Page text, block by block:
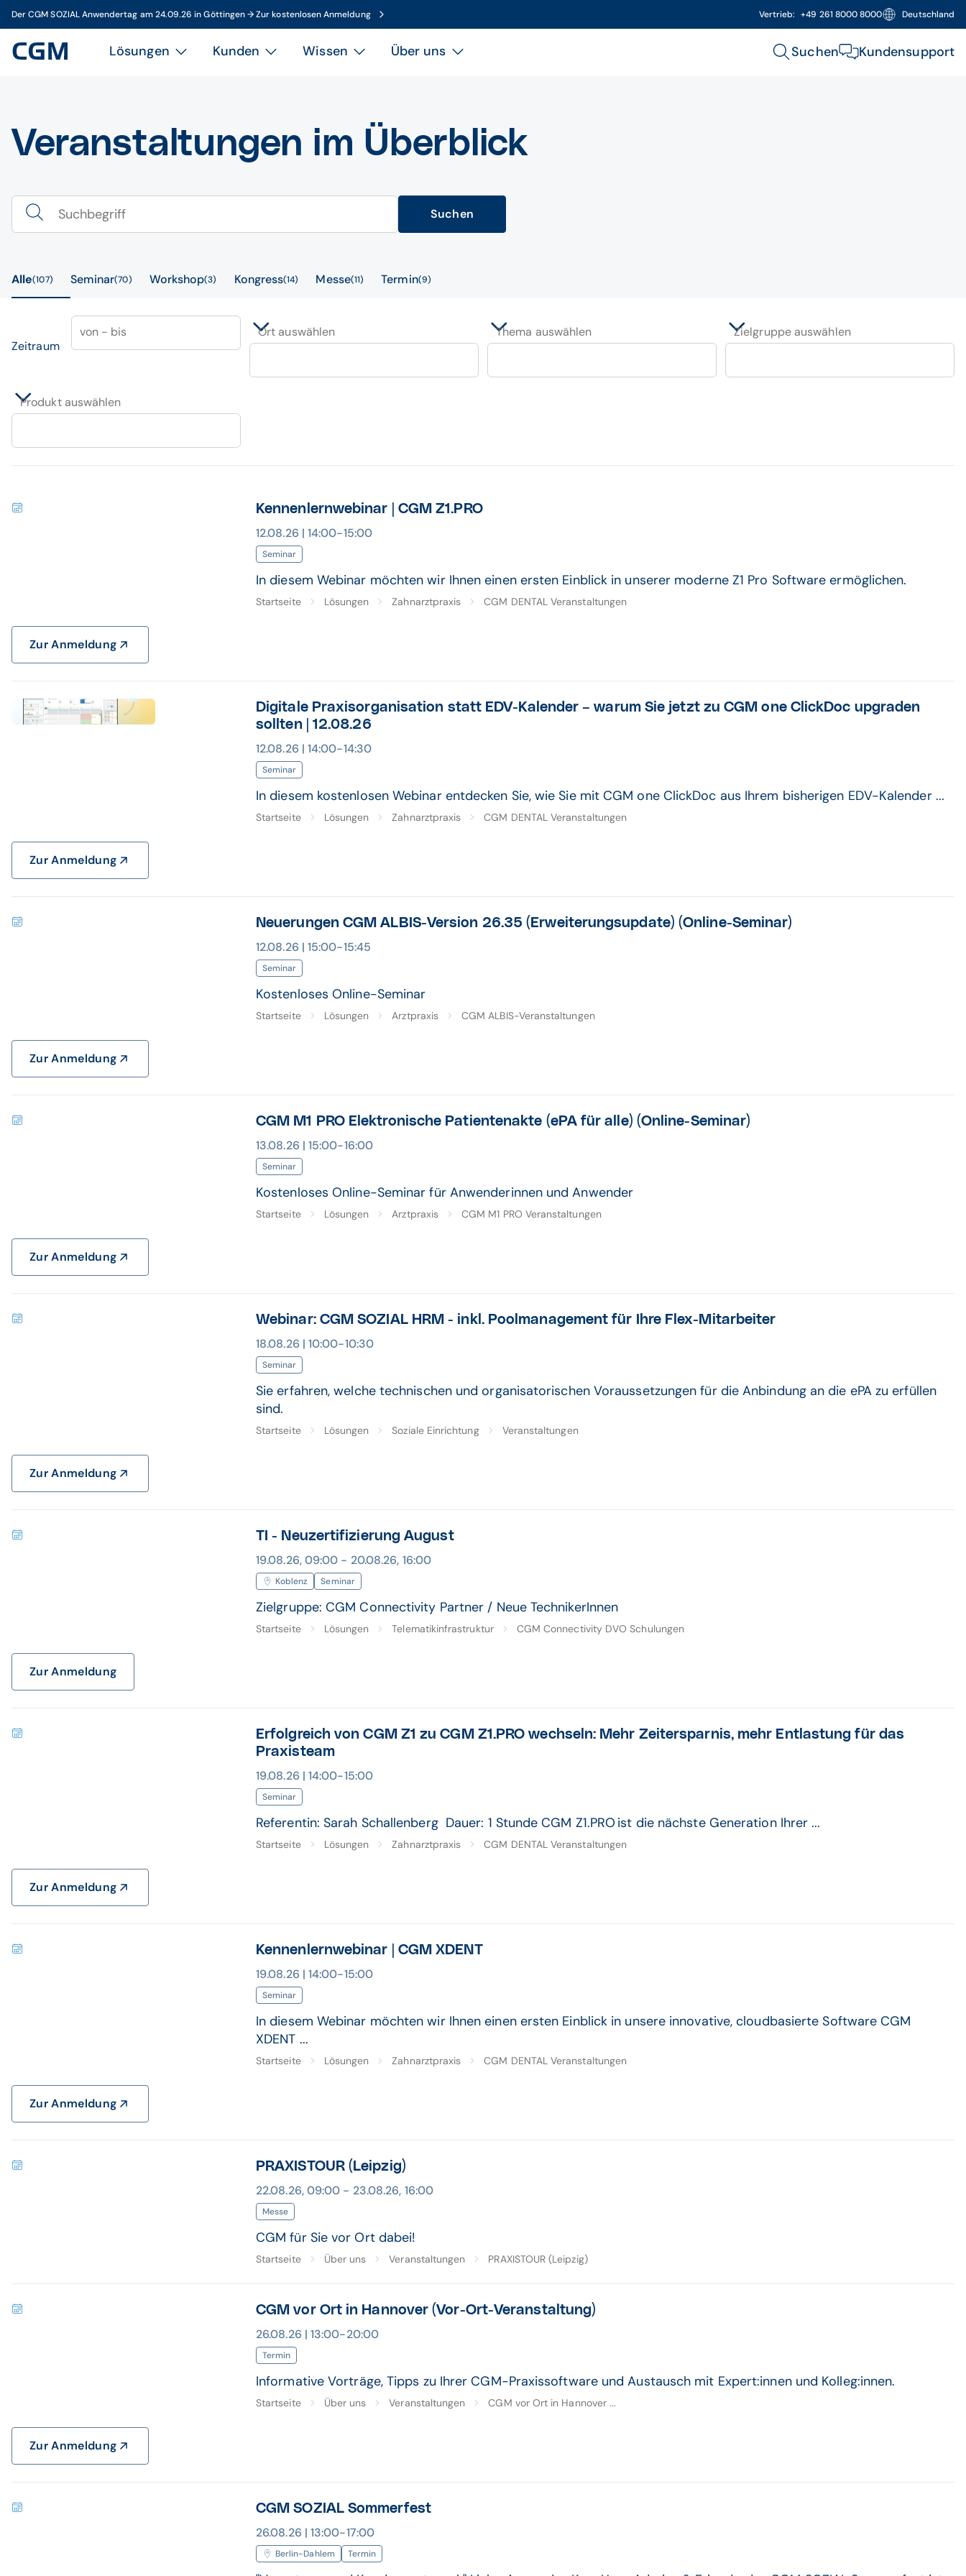
Der CGM SOZIAL Anwendertag am 24.09.26 in Göttingen → Zur kostenlosen Anmeldung Vertrieb: +49 261 8000 8000 Deutschland
Lösungen Kunden Wissen Über uns Suchen Kundensupport
Veranstaltungen im Überblick
Suchen
Alle 107 Seminar 70 Workshop 3 Kongress 14 Messe 11 Termin 9
Zeitraum
von - bis Ort auswählen Thema auswählen Zielgruppe auswählen
Produkt auswählen
Kennenlernwebinar | CGM Z1.PRO
12.08.26 | 14:00-15:00
Seminar
In diesem Webinar möchten wir Ihnen einen ersten Einblick in unserer moderne Z1 Pro Software ermöglichen.
Startseite Lösungen Zahnarztpraxis CGM DENTAL Veranstaltungen
Zur Anmeldung
Banner ClickDoc Webinar
Digitale Praxisorganisation statt EDV-Kalender – warum Sie jetzt zu CGM one ClickDoc upgraden
sollten | 12.08.26
12.08.26 | 14:00-14:30
Seminar
In diesem kostenlosen Webinar entdecken Sie, wie Sie mit CGM one ClickDoc aus Ihrem bisherigen EDV-Kalender ...
Startseite Lösungen Zahnarztpraxis CGM DENTAL Veranstaltungen
Zur Anmeldung
Neuerungen CGM ALBIS-Version 26.35 (Erweiterungsupdate) (Online-Seminar)
12.08.26 | 15:00-15:45
Seminar
Kostenloses Online-Seminar
Startseite Lösungen Arztpraxis CGM ALBIS-Veranstaltungen
Zur Anmeldung
CGM M1 PRO Elektronische Patientenakte (ePA für alle) (Online-Seminar)
13.08.26 | 15:00-16:00
Seminar
Kostenloses Online-Seminar für Anwenderinnen und Anwender
Startseite Lösungen Arztpraxis CGM M1 PRO Veranstaltungen
Zur Anmeldung
Webinar: CGM SOZIAL HRM - inkl. Poolmanagement für Ihre Flex-Mitarbeiter
18.08.26 | 10:00-10:30
Seminar
Sie erfahren, welche technischen und organisatorischen Voraussetzungen für die Anbindung an die ePA zu erfüllen
sind.
Startseite Lösungen Soziale Einrichtung Veranstaltungen
Zur Anmeldung
TI - Neuzertifizierung August
19.08.26, 09:00 - 20.08.26, 16:00
Koblenz Seminar
Zielgruppe: CGM Connectivity Partner / Neue TechnikerInnen
Startseite Lösungen Telematikinfrastruktur CGM Connectivity DVO Schulungen
Zur Anmeldung
Erfolgreich von CGM Z1 zu CGM Z1.PRO wechseln: Mehr Zeitersparnis, mehr Entlastung für das
Praxisteam
19.08.26 | 14:00-15:00
Seminar
Referentin: Sarah Schallenberg Dauer: 1 Stunde CGM Z1.PRO ist die nächste Generation Ihrer ...
Startseite Lösungen Zahnarztpraxis CGM DENTAL Veranstaltungen
Zur Anmeldung
Kennenlernwebinar | CGM XDENT
19.08.26 | 14:00-15:00
Seminar
In diesem Webinar möchten wir Ihnen einen ersten Einblick in unsere innovative, cloudbasierte Software CGM
XDENT ...
Startseite Lösungen Zahnarztpraxis CGM DENTAL Veranstaltungen
Zur Anmeldung
PRAXISTOUR (Leipzig)
22.08.26, 09:00 - 23.08.26, 16:00
Messe
CGM für Sie vor Ort dabei!
Startseite Über uns Veranstaltungen PRAXISTOUR (Leipzig)
CGM vor Ort in Hannover (Vor-Ort-Veranstaltung)
26.08.26 | 13:00-20:00
Termin
Informative Vorträge, Tipps zu Ihrer CGM-Praxissoftware und Austausch mit Expert:innen und Kolleg:innen.
Startseite Über uns Veranstaltungen CGM vor Ort in Hannover ...
Zur Anmeldung
CGM SOZIAL Sommerfest
26.08.26 | 13:00-17:00
Berlin-Dahlem Termin